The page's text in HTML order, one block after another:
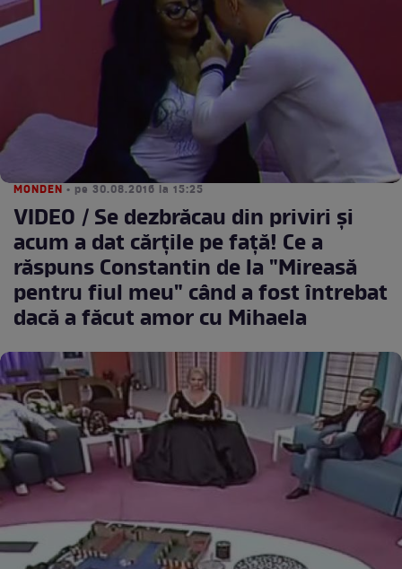
MONDEN • pe 30.08.2016 la 15:25
VIDEO / Se dezbrăcau din priviri şi
acum a dat cărţile pe faţă! Ce a
răspuns Constantin de la "Mireasă
pentru fiul meu" când a fost întrebat
dacă a făcut amor cu Mihaela